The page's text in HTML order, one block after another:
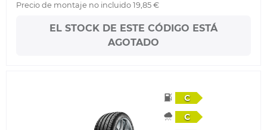
Precio de montaje no incluido 19,85 €
EL STOCK DE ESTE CÓDIGO ESTÁ
AGOTADO
C
C